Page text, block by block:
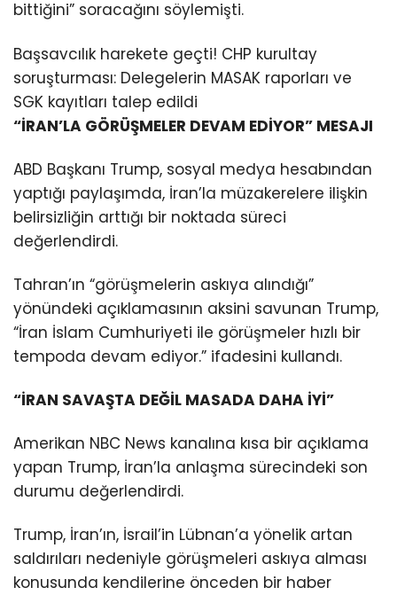
bittiğini” soracağını söylemişti.
Başsavcılık harekete geçti! CHP kurultay
soruşturması: Delegelerin MASAK raporları ve
SGK kayıtları talep edildi
“İRAN’LA GÖRÜŞMELER DEVAM EDİYOR” MESAJI
ABD Başkanı Trump, sosyal medya hesabından
yaptığı paylaşımda, İran’la müzakerelere ilişkin
belirsizliğin arttığı bir noktada süreci
değerlendirdi.
Tahran’ın “görüşmelerin askıya alındığı”
yönündeki açıklamasının aksini savunan Trump,
“İran İslam Cumhuriyeti ile görüşmeler hızlı bir
tempoda devam ediyor.” ifadesini kullandı.
“İRAN SAVAŞTA DEĞİL MASADA DAHA İYİ”
Amerikan NBC News kanalına kısa bir açıklama
yapan Trump, İran’la anlaşma sürecindeki son
durumu değerlendirdi.
Trump, İran’ın, İsrail’in Lübnan’a yönelik artan
saldırıları nedeniyle görüşmeleri askıya alması
konusunda kendilerine önceden bir haber